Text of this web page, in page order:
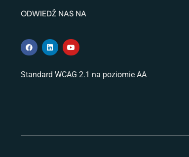
ODWIEDŹ NAS NA
Standard WCAG 2.1 na poziomie AA